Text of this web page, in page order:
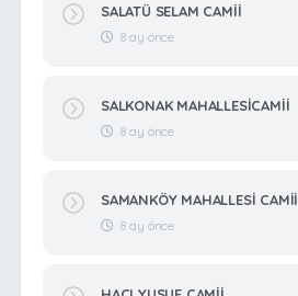
SALATÜ SELAM CAMİİ
8 ay önce
SALKONAK MAHALLESİCAMİİ
8 ay önce
SAMANKÖY MAHALLESİ CAMİİ
8 ay önce